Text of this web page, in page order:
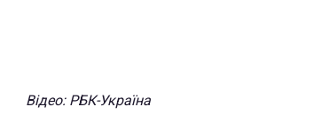
Відео: РБК-Україна